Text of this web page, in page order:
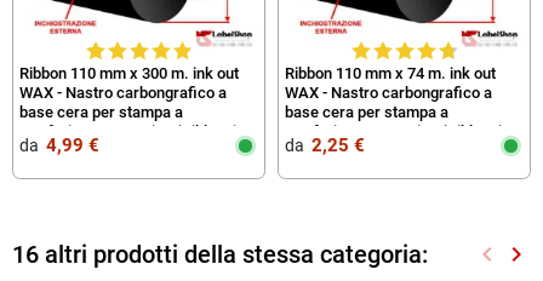
Ribbon 110 mm x 300 m. ink out
WAX - Nastro carbongrafico a
base cera per stampa a
trasferimento termico (Ribbon in
Cera)
da‎ ‎ 4,99 €
Ribbon 110 mm x 74 m. ink out
WAX - Nastro carbongrafico a
base cera per stampa a
trasferimento termico (Ribbon in
Cera)
da‎ ‎ 2,25 €
16 altri prodotti della stessa categoria: keyboard_arrow_left keyboard_arrow_right